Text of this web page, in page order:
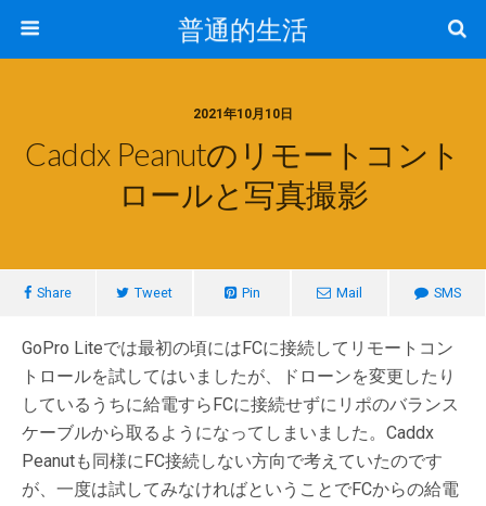
普通的生活
2021年10月10日
Caddx Peanutのリモートコント
ロールと写真撮影
Share Tweet Pin Mail SMS
GoPro Liteでは最初の頃にはFCに接続してリモートコン
トロールを試してはいましたが、ドローンを変更したり
しているうちに給電すらFCに接続せずにリポのバランス
ケーブルから取るようになってしまいました。Caddx
Peanutも同様にFC接続しない方向で考えていたのです
が、一度は試してみなければということでFCからの給電